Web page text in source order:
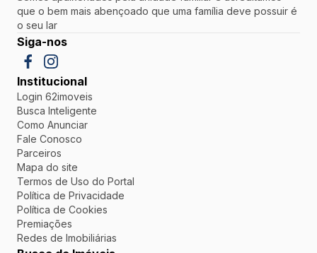
que o bem mais abençoado que uma família deve possuir é
o seu lar
Siga-nos
Institucional
Login 62imoveis
Busca Inteligente
Como Anunciar
Fale Conosco
Parceiros
Mapa do site
Termos de Uso do Portal
Política de Privacidade
Política de Cookies
Premiações
Redes de Imobiliárias